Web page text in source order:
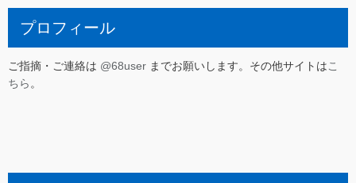
プロフィール
ご指摘・ご連絡は @68user までお願いします。その他サイトはこ
ちら。